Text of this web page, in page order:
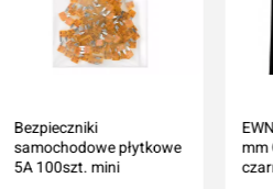
Bezpieczniki
samochodowe płytkowe
5A 100szt. mini
mm